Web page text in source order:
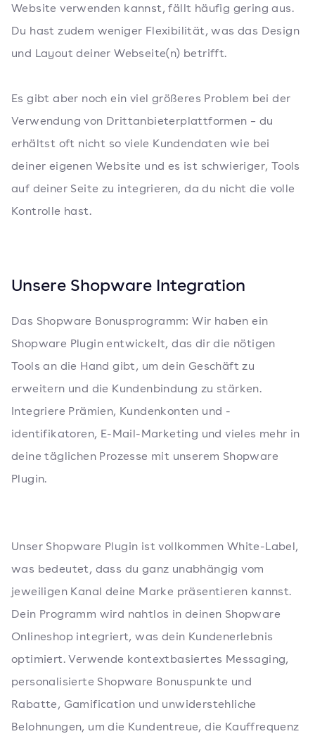
Website verwenden kannst, fällt häufig gering aus.
Du hast zudem weniger Flexibilität, was das Design
und Layout deiner Webseite(n) betrifft.
Es gibt aber noch ein viel größeres Problem bei der
Verwendung von Drittanbieterplattformen – du
erhältst oft nicht so viele Kundendaten wie bei
deiner eigenen Website und es ist schwieriger, Tools
auf deiner Seite zu integrieren, da du nicht die volle
Kontrolle hast.
Unsere Shopware Integration
Das Shopware Bonusprogramm: Wir haben ein
Shopware Plugin entwickelt, das dir die nötigen
Tools an die Hand gibt, um dein Geschäft zu
erweitern und die Kundenbindung zu stärken.
Integriere Prämien, Kundenkonten und -
identifikatoren, E-Mail-Marketing und vieles mehr in
deine täglichen Prozesse mit unserem Shopware
Plugin.
Unser Shopware Plugin ist vollkommen White-Label,
was bedeutet, dass du ganz unabhängig vom
jeweiligen Kanal deine Marke präsentieren kannst.
Dein Programm wird nahtlos in deinen Shopware
Onlineshop integriert, was dein Kundenerlebnis
optimiert. Verwende kontextbasiertes Messaging,
personalisierte Shopware Bonuspunkte und
Rabatte, Gamification und unwiderstehliche
Belohnungen, um die Kundentreue, die Kauffrequenz